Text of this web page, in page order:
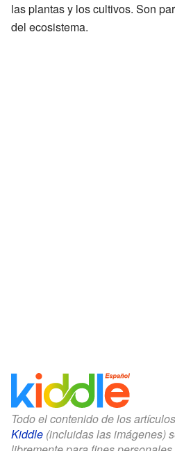
las plantas y los cultivos. Son
del ecosistema.
Todo el contenido de los
Kiddle (incluidas las imágenes)